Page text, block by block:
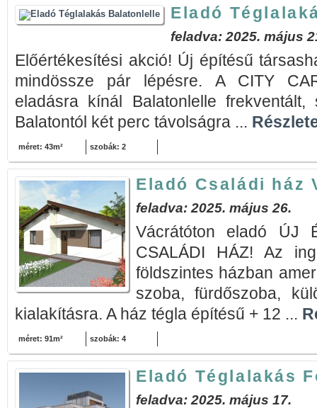
Eladó
feladva: 2025. május
Előértékesítési akció! Új építésű
mindössze pár lépésre. A CITY
eladásra kínál Balatonlelle
Balatontól két perc távolságra ...
méret: 43m² szobák: 2
Eladó Családi ház
feladva: 2025. május 26.
Vácrátóton eladó ÚJ
CSALÁDI HÁZ! Az
földszintes házban
szoba, fürdőszoba,
kialakításra. A ház tégla építésű + 12 ...
méret: 91m² szobák: 4
Eladó Téglalakás
feladva: 2025. május 17.